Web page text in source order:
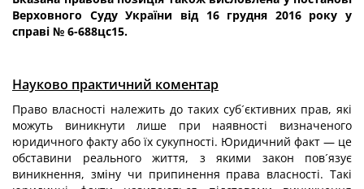
Верховного Суду України від 16 грудня 2016 року у
справі № 6-688цс15.
Науково практичний коментар
Право власності належить до таких суб´єктивних прав, які
можуть виникнути лише при наявності визначеного
юридичного факту або їх сукупності. Юридичний факт — це
обставини реального життя, з якими закон пов´язує
виникнення, зміну чи припинення права власності. Такі